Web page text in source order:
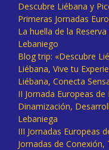
Descubre Liébana y
Primeras Jornadas
La huella de la
Lebaniego
Blog trip: «Descubre
Liébana, Vive tu
Liébana, Conecta
II Jornada Europeas
Dinamización,
Lebaniega
III Jornadas Europeas
Jornadas de